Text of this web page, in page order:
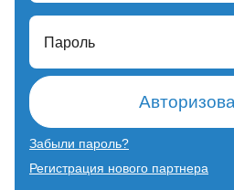
Пароль
Забыли пароль?
Регистрация нового партнера